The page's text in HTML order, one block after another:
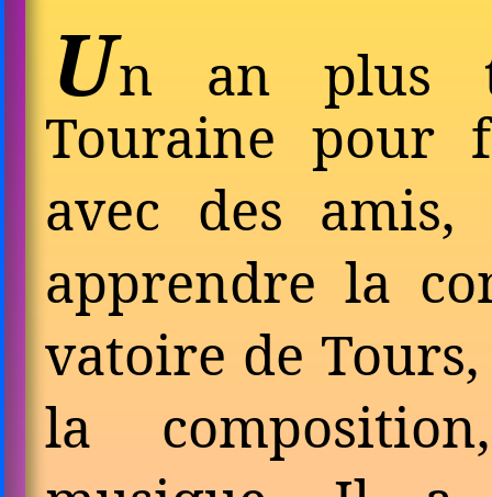
Un an plus
Touraine pour
avec des amis,
apprendre la
vatoire de
la